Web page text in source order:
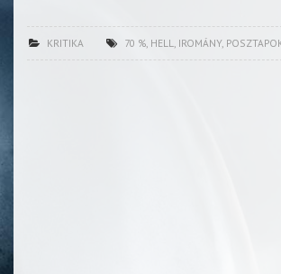
KRITIKA 70 %, HELL IROMÁNY,